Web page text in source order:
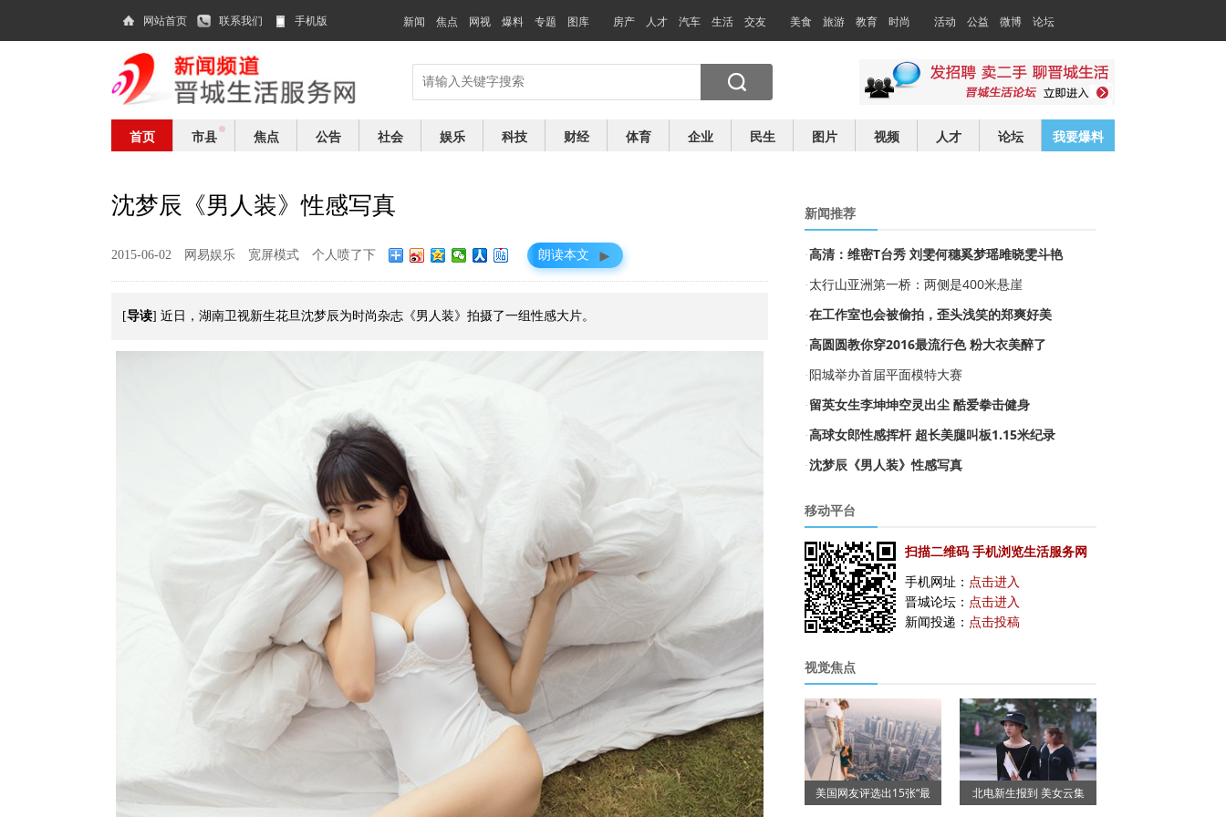
网站首页 联系我们 手机版 新闻 焦点 网视 爆料 专题 图库 房产 人才 汽车 生活 交友 美食 旅游 教育 时尚 活动 公益 微博 论坛
首页 市县 焦点 公告 社会 娱乐 科技 财经 体育 企业 民生 图片 视频 人才 论坛 我要爆料
沈梦辰《男人装》性感写真
2015-06-02 网易娱乐 宽屏模式 个人喷了下 朗读本文 ►
[导读] 近日，湖南卫视新生花旦沈梦辰为时尚杂志《男人装》拍摄了一组性感大片。
新闻推荐
·高清：维密T台秀 刘雯何穗奚梦瑶雎晓雯斗艳
· 太行山亚洲第一桥：两侧是400米悬崖
·在工作室也会被偷拍，歪头浅笑的郑爽好美
·高圆圆教你穿2016最流行色 粉大衣美醉了
· 阳城举办首届平面模特大赛
· 留英女生李坤坤空灵出尘 酷爱拳击健身
·高球女郎性感挥杆 超长美腿叫板1.15米纪录
·沈梦辰《男人装》性感写真
移动平台
扫描二维码 手机浏览生活服务网
手机网址： 点击进入
晋城论坛： 点击进入
新闻投递： 点击投稿
视觉焦点
美国网友评选出15张“最 北电新生报到 美女云集